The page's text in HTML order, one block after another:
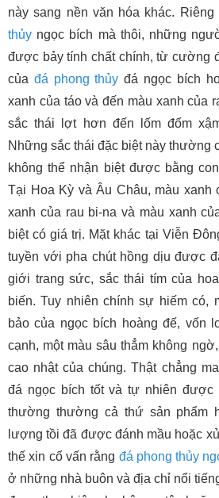
này sang nền văn hóa khác. Riêng
thủy ngọc bích mà thôi, những
được bảy tính chất chính, từ cường
của đá phong thủy đá ngọc bích
xanh của táo và đến màu xanh của
sắc thái lợt hơn đến lốm đốm
Những sắc thái đặc biệt này thường
không thể nhận biệt được bằng
Tại Hoa Kỳ và Âu Châu, màu xanh
xanh của rau bi-na và màu xanh
biệt có giá trị. Mặt khác tại Viễn
tuyền với pha chút hồng dịu được
giới trang sức, sắc thái tím của
biến. Tuy nhiên chính sự hiếm có,
bảo của ngọc bích hoàng đế, vốn
cạnh, một màu sâu thẳm không
cao nhật của chúng. Thật chẳng
đá ngọc bích tốt và tự nhiên được
thường thường cả thứ sản phẩm
lượng tồi đã được đánh mầu hoặc
thế xin cố vấn rằng đá phong thủy
ở những nhà buôn và địa chỉ nổi